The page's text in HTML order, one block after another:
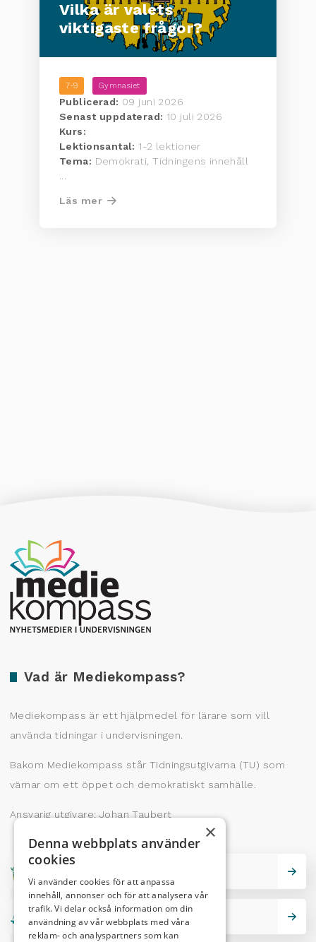
Vilka är valets
viktigaste frågor?
7-9 Gymnasiet
Publicerad: 09 juni 2026
Senast uppdaterad: 10 juli 2026
Kurs:
Lektionsantal: 1-2 lektioner
Tema: Demokrati, Tidningens innehåll
Läs mer
Vad är Mediekompass?
Mediekompass är ett hjälpmedel för lärare som vill
använda tidningar i undervisningen.
Bakom Mediekompass står Tidningsutgivarna (TU) som
värnar om ett öppet och demokratiskt samhälle.
Ansvarig utgivare: Johan Taubert
Lektionstips
Producerad av Gota Media Brand Studio
×
Denna webbplats använder
cookies
Vi använder cookies för att anpassa
innehåll, annonser och för att analysera vår
trafik. Vi delar också information om din
användning av vår webbplats med våra
reklam- och analyspartners som kan